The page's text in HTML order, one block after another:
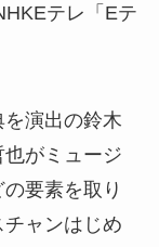
テレ「Eテ
演出の鈴木
がミュージ
要素を取り
ャンはじめ